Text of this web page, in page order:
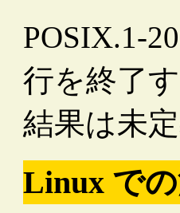
POSIX.1-
行を終了
結果は未
Linux で